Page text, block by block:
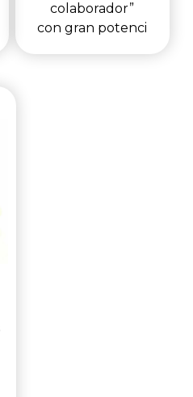
colaborador”
con gran potenci